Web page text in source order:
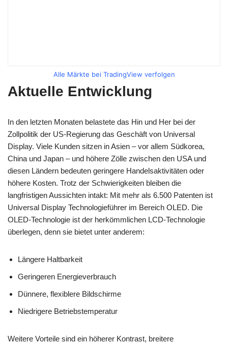
Alle Märkte bei TradingView verfolgen
Aktuelle Entwicklung
In den letzten Monaten belastete das Hin und Her bei der
Zollpolitik der US-Regierung das Geschäft von Universal
Display. Viele Kunden sitzen in Asien – vor allem Südkorea,
China und Japan – und höhere Zölle zwischen den USA und
diesen Ländern bedeuten geringere Handelsaktivitäten oder
höhere Kosten. Trotz der Schwierigkeiten bleiben die
langfristigen Aussichten intakt: Mit mehr als 6.500 Patenten ist
Universal Display Technologieführer im Bereich OLED. Die
OLED-Technologie ist der herkömmlichen LCD-Technologie
überlegen, denn sie bietet unter anderem:
Längere Haltbarkeit
Geringeren Energieverbrauch
Dünnere, flexiblere Bildschirme
Niedrigere Betriebstemperatur
Weitere Vorteile sind ein höherer Kontrast, breitere